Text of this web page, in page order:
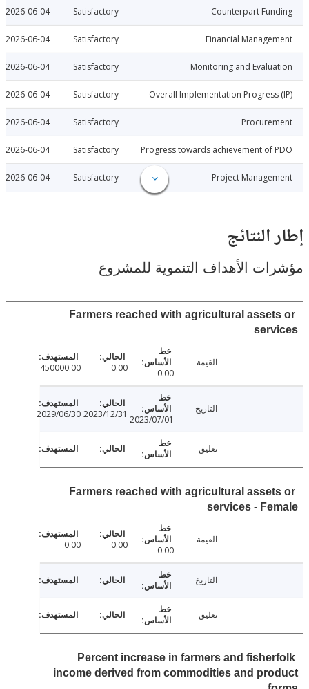
Counterpart
Satisfactory
2026-06-04
Financial
Satisfactory
2026-06-04
Monitoring and
Satisfactory
2026-06-04
Overall Implementation
Satisfactory
2026-06-04
Satisfactory
2026-06-04
Progress towards achievement of
Satisfactory
2026-06-04
Project
Satisfactory
2026-06-04
الأهداف التنموية للمشروع
Farmers reached with agricultural
0.00
450000.00
2023/07/01
2023/12/31
2029/06/30
Farmers reached with agricultural
services -
0.00
0.00
Percent increase in farmers and
income derived from commodities and